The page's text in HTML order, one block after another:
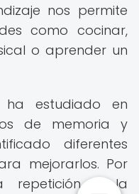
nos permite
como cocinar,
o aprender un
ha estudiado en
de memoria y
diferentes
mejorarlos. Por
repetición y la